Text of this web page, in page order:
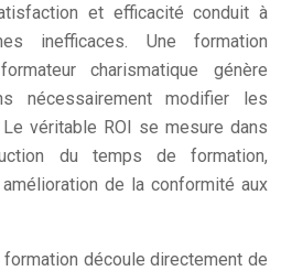
et efficacité conduit à
inefficaces. Une formation
charismatique génère
nécessairement modifier les
véritable ROI se mesure dans
du temps de formation,
de la conformité aux
découle directement de